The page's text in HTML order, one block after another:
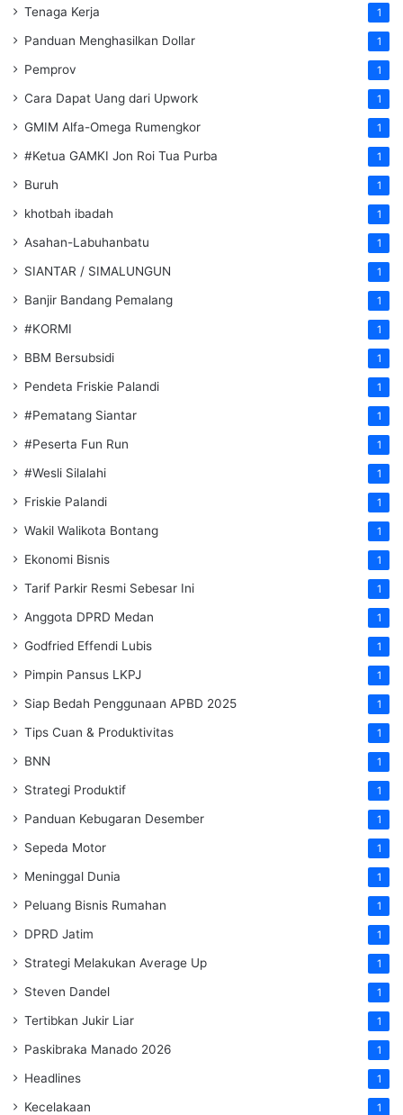
Tenaga Kerja 1
Panduan Menghasilkan Dollar 1
Pemprov 1
Cara Dapat Uang dari Upwork 1
GMIM Alfa-Omega Rumengkor 1
#Ketua GAMKI Jon Roi Tua Purba 1
Buruh 1
khotbah ibadah 1
Asahan-Labuhanbatu 1
SIANTAR / SIMALUNGUN 1
Banjir Bandang Pemalang 1
#KORMI 1
BBM Bersubsidi 1
Pendeta Friskie Palandi 1
#Pematang Siantar 1
#Peserta Fun Run 1
#Wesli Silalahi 1
Friskie Palandi 1
Wakil Walikota Bontang 1
Ekonomi Bisnis 1
Tarif Parkir Resmi Sebesar Ini 1
Anggota DPRD Medan 1
Godfried Effendi Lubis 1
Pimpin Pansus LKPJ 1
Siap Bedah Penggunaan APBD 2025 1
Tips Cuan & Produktivitas 1
BNN 1
Strategi Produktif 1
Panduan Kebugaran Desember 1
Sepeda Motor 1
Meninggal Dunia 1
Peluang Bisnis Rumahan 1
DPRD Jatim 1
Strategi Melakukan Average Up 1
Steven Dandel 1
Tertibkan Jukir Liar 1
Paskibraka Manado 2026 1
Headlines 1
Kecelakaan 1